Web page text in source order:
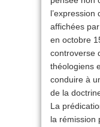
l’expression
affichées
en octobre
controverse
théologiens
conduire à
de la
La
la rémission